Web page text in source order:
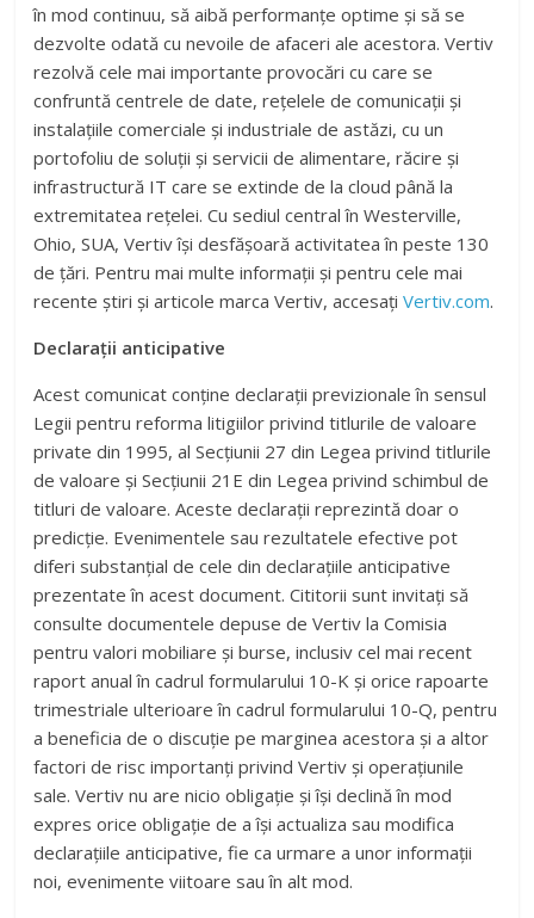
în mod continuu, să aibă performanțe optime și să se
dezvolte odată cu nevoile de afaceri ale acestora. Vertiv
rezolvă cele mai importante provocări cu care se
confruntă centrele de date, rețelele de comunicații și
instalațiile comerciale și industriale de astăzi, cu un
portofoliu de soluții și servicii de alimentare, răcire și
infrastructură IT care se extinde de la cloud până la
extremitatea rețelei. Cu sediul central în Westerville,
Ohio, SUA, Vertiv își desfășoară activitatea în peste 130
de țări. Pentru mai multe informații și pentru cele mai
recente știri și articole marca Vertiv, accesațiVertiv.com.
Declarații anticipative
Acest comunicat conține declarații previzionale în sensul
Legii pentru reforma litigiilor privind titlurile de valoare
private din 1995, al Secțiunii 27 din Legea privind titlurile
de valoare și Secțiunii 21E din Legea privind schimbul de
titluri de valoare. Aceste declarații reprezintă doar o
predicție. Evenimentele sau rezultatele efective pot
diferi substanțial de cele din declarațiile anticipative
prezentate în acest document. Cititorii sunt invitați să
consulte documentele depuse de Vertiv la Comisia
pentru valori mobiliare și burse, inclusiv cel mai recent
raport anual în cadrul formularului 10-K și orice rapoarte
trimestriale ulterioare în cadrul formularului 10-Q, pentru
a beneficia de o discuție pe marginea acestora și a altor
factori de risc importanți privind Vertiv și operațiunile
sale. Vertiv nu are nicio obligație și își declină în mod
expres orice obligație de a își actualiza sau modifica
declarațiile anticipative, fie ca urmare a unor informații
noi, evenimente viitoare sau în alt mod.